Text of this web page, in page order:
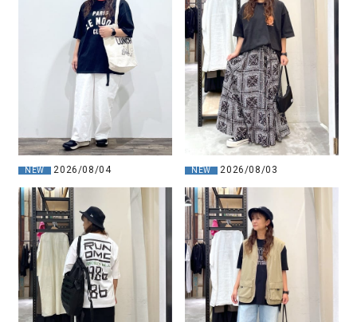
NEW 2026/08/04 NEW 2026/08/03